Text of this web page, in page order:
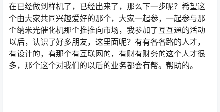
在已经做到样机了，已经出来了，那么下一步呢？希望这
个由大家共同兴趣爱好的那个，大家一起参，一起参与那
个纳米光催化机那个推推向市场，我参加了互互通的活动
以后，认识了好多朋友，这里面呢？有有各各路的人才，
有设计的，有那个有互联网的，有财有财务的这个人才很
多，那个这个对我们的以后的业务都会有帮。帮助的。